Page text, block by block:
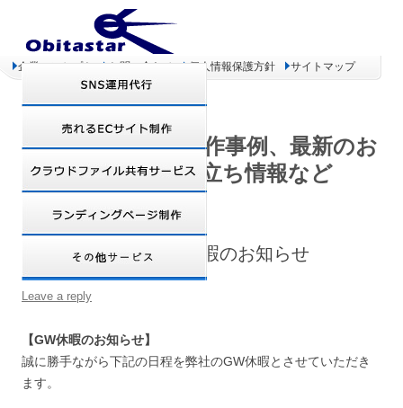
企業コンセプト お問い合わせ 個人情報保護方針 サイトマップ
オビタスター 制作事例、最新のお
得情報、お役立ち情報など
ゴールデンウィーク休暇のお知らせ
Leave a reply
【GW休暇のお知らせ】
誠に勝手ながら下記の日程を弊社のGW休暇とさせていただき
ます。